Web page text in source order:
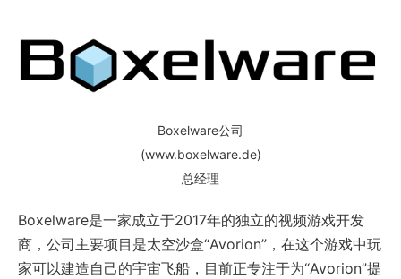
Boxelware公司
(www.boxelware.de)
总经理
Boxelware是一家成立于2017年的独立的视频游戏开发
商，公司主要项目是太空沙盒“Avorion”，在这个游戏中玩
家可以建造自己的宇宙飞船，目前正专注于为“Avorion”提